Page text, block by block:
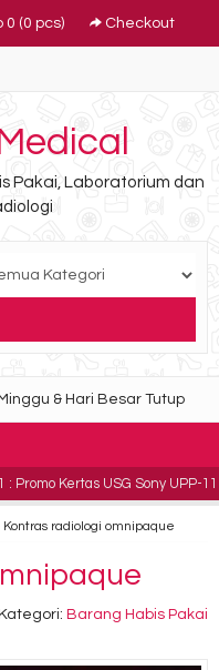
0 (0 pcs) Checkout
Pakai, Laboratorium dan
& Hari Besar Tutup
Kertas USG Sony UPP-
Kontras radiologi omnipaque
Barang Habis Pakai